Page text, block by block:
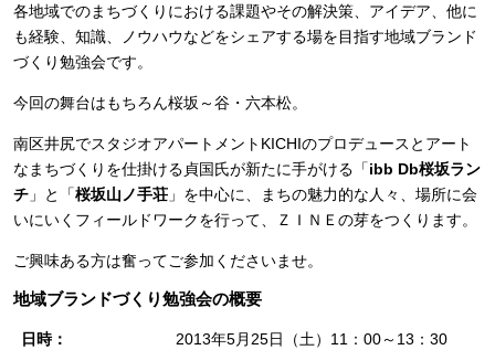
各地域でのまちづくりにおける課題やその解決策、アイデア、他に
も経験、知識、ノウハウなどをシェアする場を目指す地域ブランド
づくり勉強会です。
今回の舞台はもちろん桜坂～谷・六本松。
南区井尻でスタジオアパートメントKICHIのプロデュースとアート
なまちづくりを仕掛ける貞国氏が新たに手がける「ibb Db桜坂ラン
チ 」と「桜坂山ノ手荘 」を中心に、まちの魅力的な人々、場所に会
いにいくフィールドワークを行って、ＺＩＮＥの芽をつくります。
ご興味ある方は奮ってご参加くださいませ。
地域ブランドづくり勉強会の概要
日時： 2013年5月25日（土）11：00～13：30